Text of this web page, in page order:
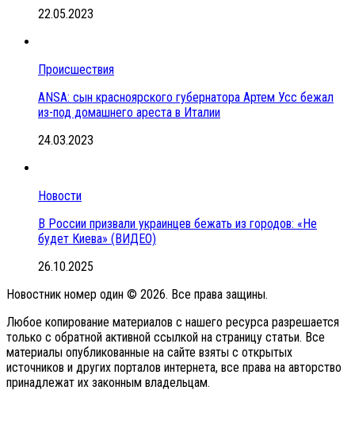
22.05.2023
Происшествия
ANSA: сын красноярского губернатора Артем Усс бежал
из-под домашнего ареста в Италии
24.03.2023
Новости
В России призвали украинцев бежать из городов: «Не
будет Киева» (ВИДЕО)
26.10.2025
Новостник номер один © 2026. Все права защины.
Любое копирование материалов с нашего ресурса разрешается
только с обратной активной ссылкой на страницу статьи. Все
материалы опубликованные на сайте взяты с открытых
источников и других порталов интернета, все права на авторство
принадлежат их законным владельцам.